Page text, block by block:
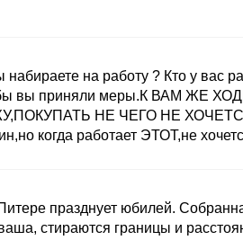
на работу ? Кто у вас
вы приняли меры.К ВАМ ЖЕ
НЕ ЧЕГО НЕ
когда работает ЭТОТ,не
празднует юбилей.
стираются границы и